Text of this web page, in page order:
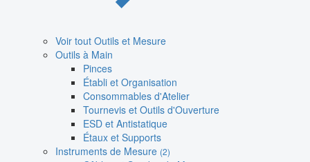
Voir tout Outils et Mesure
Outils à Main
Pinces
Établi et Organisation
Consommables d'Atelier
Tournevis et Outils d'Ouverture
ESD et Antistatique
Étaux et Supports
Instruments de Mesure (2)